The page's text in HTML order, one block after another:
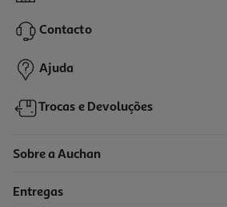
4,99 €
Contacto
Ajuda
Trocas e Devoluções
Sobre a Auchan
Entregas